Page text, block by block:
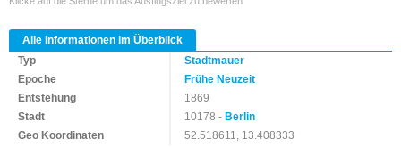
Alle Informationen im Überblick
Typ
Stadtmauer
Epoche
Frühe Neuzeit
Entstehung
1869
Stadt
10178 -Berlin
Geo Koordinaten
52.518611, 13.408333